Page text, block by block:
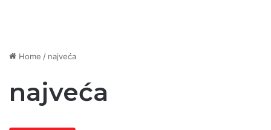
Home / najveća
najveća